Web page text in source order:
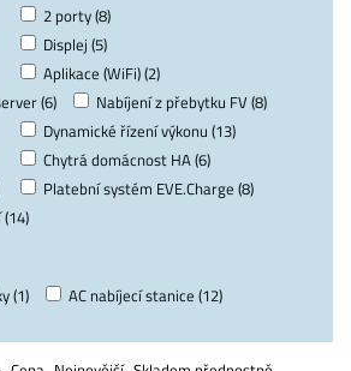
2 porty (8)
Displej (5)
Aplikace (WiFi) (2)
(6)
Nabíjení z přebytku FV (8)
Dynamické řízení výkonu (13)
Chytrá domácnost HA (6)
Platební systém EVE.Charge (8)
(1)
AC nabíjecí stanice (12)